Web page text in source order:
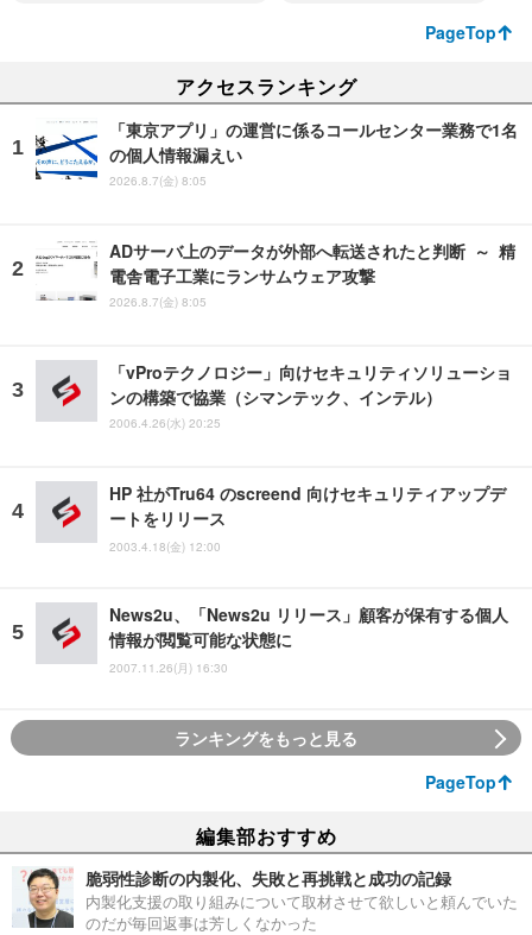
PageTop
アクセスランキング
「東京アプリ」の運営に係るコールセンター業務で1名
の個人情報漏えい
2026.8.7(金) 8:05
ADサーバ上のデータが外部へ転送されたと判断 ～ 精
電舎電子工業にランサムウェア攻撃
2026.8.7(金) 8:05
「vProテクノロジー」向けセキュリティソリューショ
ンの構築で協業（シマンテック、インテル）
2006.4.26(水) 20:25
HP 社がTru64 のscreend 向けセキュリティアップデ
ートをリリース
2003.4.18(金) 12:00
News2u、「News2u リリース」顧客が保有する個人
情報が閲覧可能な状態に
2007.11.26(月) 16:30
ランキングをもっと見る
PageTop
編集部おすすめ
脆弱性診断の内製化、失敗と再挑戦と成功の記録
内製化支援の取り組みについて取材させて欲しいと頼んでいた
のだが毎回返事は芳しくなかった